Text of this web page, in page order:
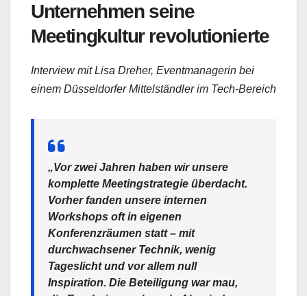
Unternehmen seine
Meetingkultur revolutionierte
Interview mit Lisa Dreher, Eventmanagerin bei
einem Düsseldorfer Mittelständler im Tech-Bereich
„Vor zwei Jahren haben wir unsere
komplette Meetingstrategie überdacht.
Vorher fanden unsere internen
Workshops oft in eigenen
Konferenzräumen statt – mit
durchwachsener Technik, wenig
Tageslicht und vor allem null
Inspiration. Die Beteiligung war mau,